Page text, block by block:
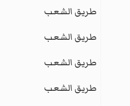
طريق الشعب
طريق الشعب
طريق الشعب
طريق الشعب